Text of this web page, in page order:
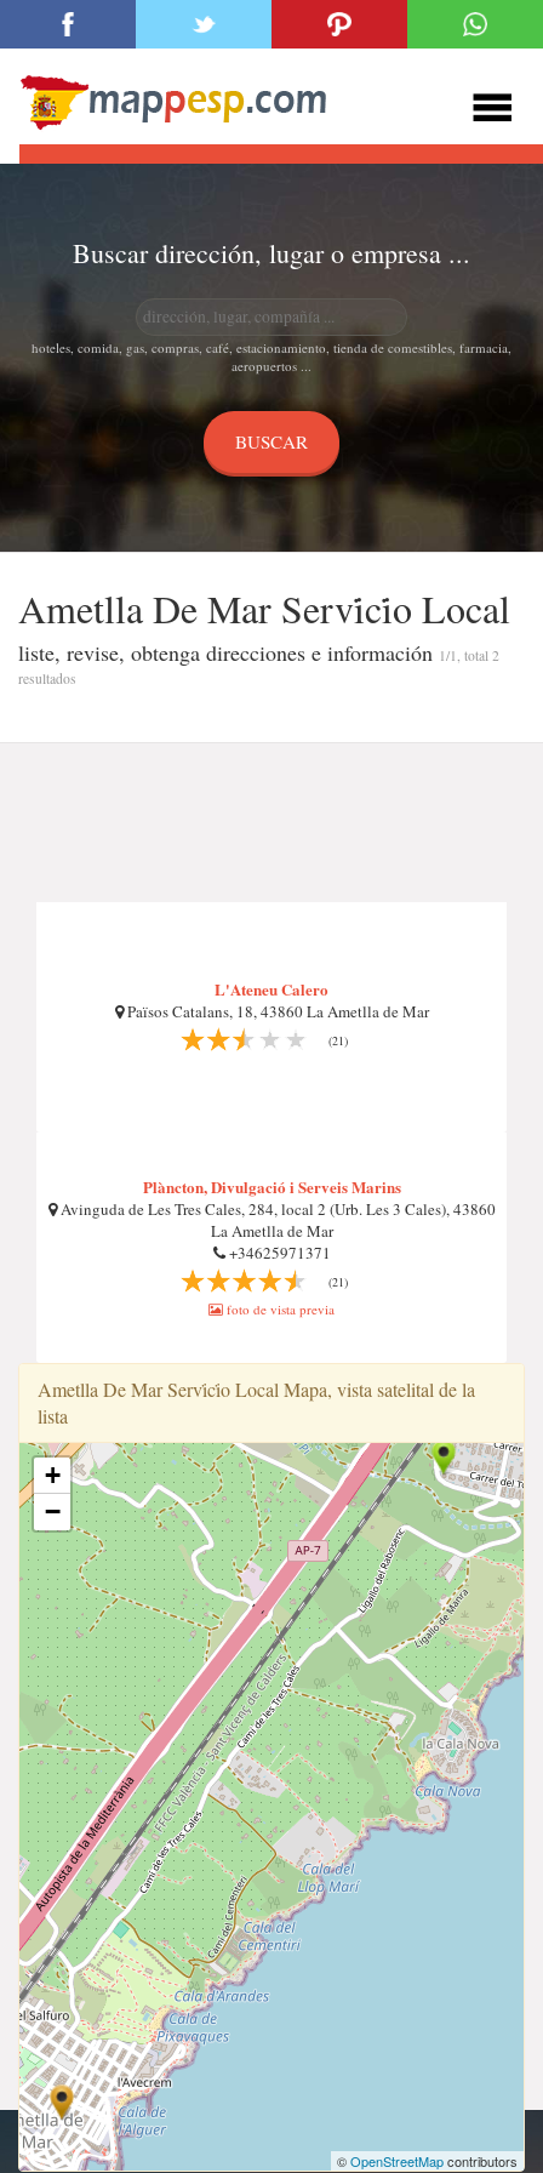
Buscar dirección, lugar o empresa ...
hoteles, comida, gas, compras, café, estacionamiento, tienda de comestibles, farmacia,
aeropuertos ...
Ametlla De Mar Servi̇ci̇o Local
liste, revise, obtenga direcciones e información 1/1, total 2
resultados
L'Ateneu Calero
Països Catalans, 18, 43860 La Ametlla de Mar
(21)
Plàncton, Divulgació i Serveis Marins
Avinguda de Les Tres Cales, 284, local 2 (Urb. Les 3 Cales), 43860
La Ametlla de Mar
+34625971371
(21)
foto de vista previa
Ametlla De Mar Servi̇ci̇o Local Mapa, vista satelital de la
lista
+
−
©OpenStreetMapcontributors
Derechos de autor 2026 | Todos los derechos reservados.